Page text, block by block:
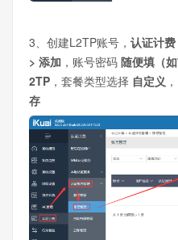
3、创建L2TP账号， 认证计
> 添加 ，账号密码 随便填（
2TP ，套餐类型选择 自定义
存